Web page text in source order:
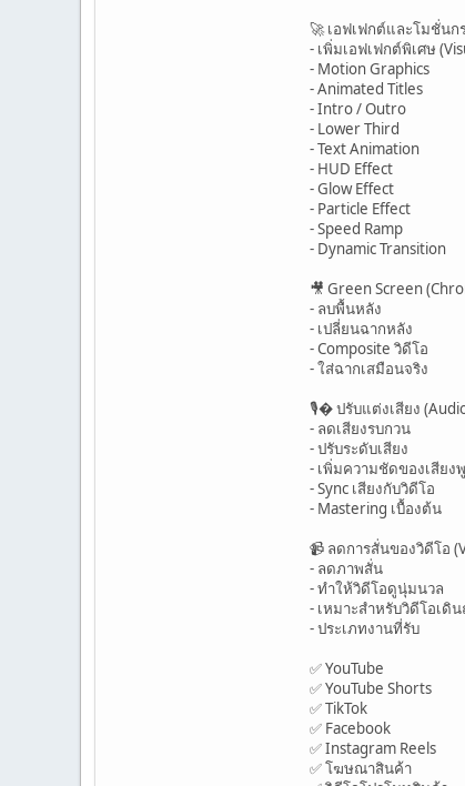
🚀 เอฟเฟกต์และโมชั่นก
- เพิ่มเอฟเฟกต์พิเศษ
- Motion Graphics
- Animated Titles
- Intro / Outro
- Lower Third
- Text Animation
- HUD Effect
- Glow Effect
- Particle Effect
- Speed Ramp
- Dynamic Transition
🎥 Green Screen
- ลบพื้นหลัง
- เปลี่ยนฉากหลัง
- Composite วิดีโอ
- ใส่ฉากเสมือนจริง
🎙� ปรับแต่งเสียง
- ลดเสียงรบกวน
- ปรับระดับเสียง
- เพิ่มความชัดของเสียง
- Sync เสียงกับวิดีโอ
- Mastering เบื้องต้น
📹 ลดการสั่นของวิดีโอ
- ลดภาพสั่น
- ทำให้วิดีโอดูนุ่มนวล
- เหมาะสำหรับวิดีโอเดิ
- ประเภทงานที่รับ
✅ YouTube
✅ YouTube Shorts
✅ TikTok
✅ Facebook
✅ Instagram Reels
✅ โฆษณาสินค้า